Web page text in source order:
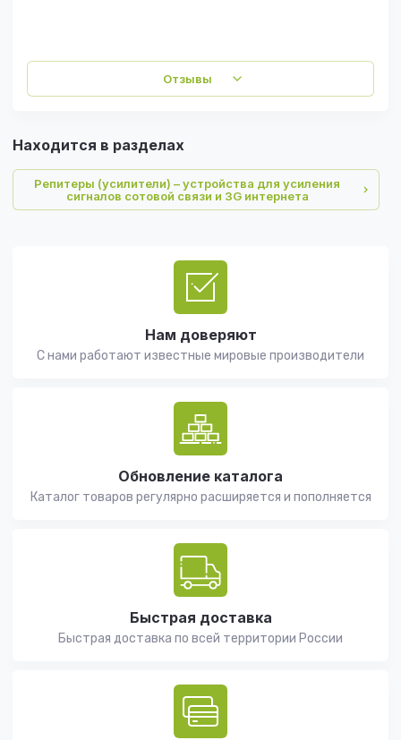
Отзывы
Находится в разделах
Репитеры (усилители) – устройства для усиления
сигналов сотовой связи и 3G интернета
Нам доверяют
С нами работают известные мировые производители
Обновление каталога
Каталог товаров регулярно расширяется и пополняется
Быстрая доставка
Быстрая доставка по всей территории России